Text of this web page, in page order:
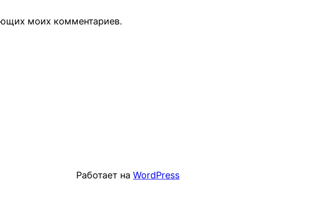
моих комментариев.
Работает наWordPress